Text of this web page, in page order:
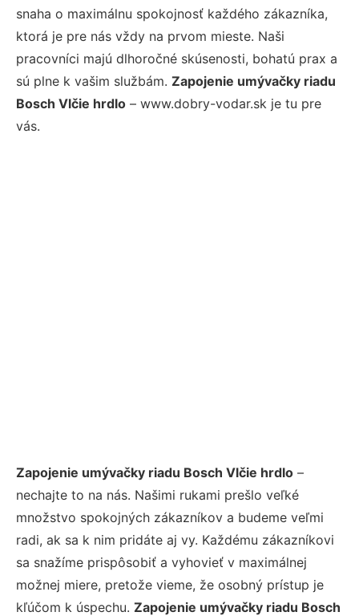
snaha o maximálnu spokojnosť každého zákazníka,
ktorá je pre nás vždy na prvom mieste. Naši
pracovníci majú dlhoročné skúsenosti, bohatú prax a
sú plne k vašim službám. Zapojenie umývačky riadu
Bosch Vlčie hrdlo – www.dobry-vodar.sk je tu pre
vás.
Zapojenie umývačky riadu Bosch Vlčie hrdlo –
nechajte to na nás. Našimi rukami prešlo veľké
množstvo spokojných zákazníkov a budeme veľmi
radi, ak sa k nim pridáte aj vy. Každému zákazníkovi
sa snažíme prispôsobiť a vyhovieť v maximálnej
možnej miere, pretože vieme, že osobný prístup je
kľúčom k úspechu. Zapojenie umývačky riadu Bosch